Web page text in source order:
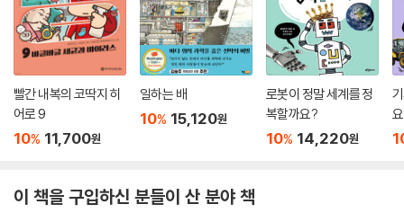
빨간 내복의 코딱지 히
어로 9
10% 11,700원
일하는 배
10% 15,120원
로봇이 정말 세계를 정
복할까요?
10% 14,220원
이 책을 구입하신 분들이 산 분야 책